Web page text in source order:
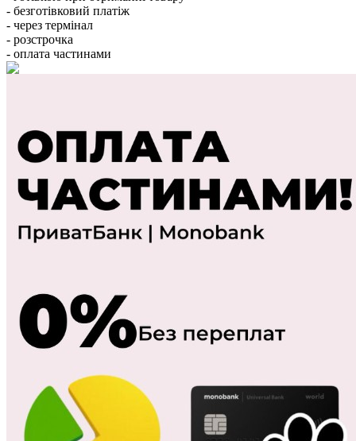
- безготівковий платіж
- через термінал
- розстрочка
- оплата частинами